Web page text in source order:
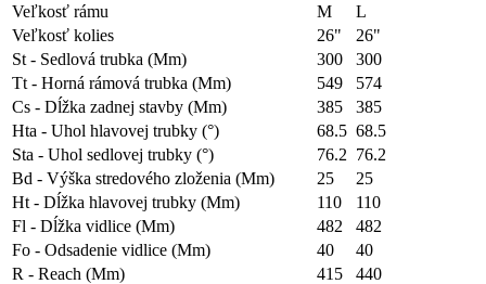
Veľkosť rámu M
L
Veľkosť kolies
26"
26"
St - Sedlová trubka (Mm)
300
300
Tt - Horná rámová trubka (Mm)
549
574
Cs - Dĺžka zadnej stavby (Mm)
385
385
Hta - Uhol hlavovej trubky (°)
68.5 68.5
Sta - Uhol sedlovej trubky (°)
76.2 76.2
Bd - Výška stredového zloženia (Mm)
25
25
Ht - Dĺžka hlavovej trubky (Mm)
110
110
Fl - Dĺžka vidlice (Mm)
482
482
Fo - Odsadenie vidlice (Mm)
40
40
R - Reach (Mm)
415
440